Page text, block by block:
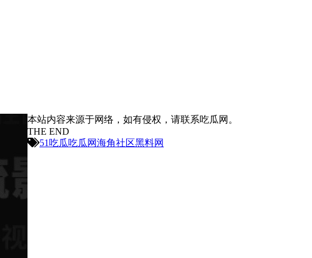
本站内容来源于网络，如有侵权，请联系吃瓜网。
THE END
51吃瓜吃瓜网海角社区黑料网